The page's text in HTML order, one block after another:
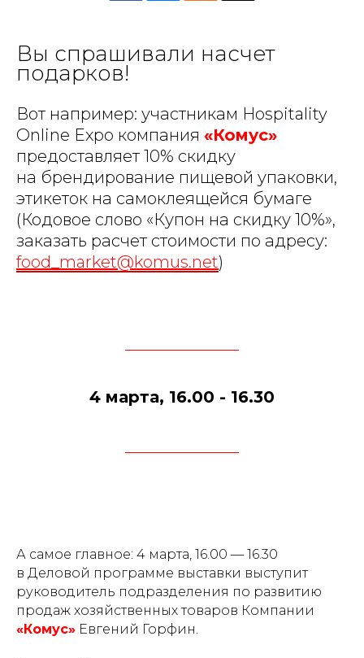
Вы спрашивали насчет
подарков!
Вот например: участникам Hospitality
Online Expo компания «Комус»
предоставляет 10% скидку
на брендирование пищевой упаковки,
этикеток на самоклеящейся бумаге
(Кодовое слово «Купон на скидку 10%»,
заказать расчет стоимости по адресу:
food_market@komus.net)
4 марта, 16.00 - 16.30
А самое главное: 4 марта, 16.00 — 16.30
в Деловой программе выставки выступит
руководитель подразделения по развитию
продаж хозяйственных товаров Компании
«Комус» Евгений Горфин.